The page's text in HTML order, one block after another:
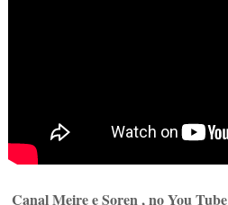
Canal Meire e Soren , no You Tube